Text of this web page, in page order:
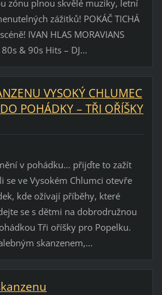
zónu plnou skvělé muziky, letní
zážitků! POKÁČ TICHÁ
IVAN HLAS MORAVIANS
& 90s Hits – DJ...
VYSOKÝ CHLUMEC
POHÁDKY – TŘI OŘÍŠKY
v pohádku… přijďte to zažít
se ve Vysokém Chlumci otevře
kde ožívají příběhy, které
se s dětmi na dobrodružnou
Tři oříšky pro Popelku.
skanzenem,...